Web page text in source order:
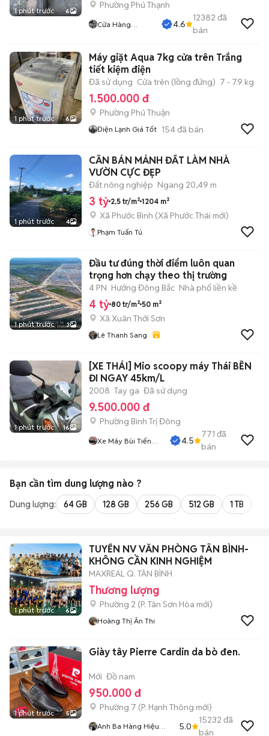
1 phút trước 6
Phường Phú Thạnh
Cửa Hàng
4.6
12382 đã
bán
1 phút trước 6
Máy giặt Aqua 7kg cửa trên Trắng
tiết kiệm điện
Đã sử dụng Cửa trên (lồng đứng) 7 - 7.9 kg
1.500.000 đ
Phường Phú Thuận
Điện Lạnh Giá Tốt 154đã bán
1 phút trước 4
CẦN BÁN MẢNH ĐẤT LÀM NHÀ
VƯỜN CỰC ĐẸP
Đất nông nghiệp Ngang 20,49 m
3 tỷ 2,5 tr/m² 1204 m²
Xã Phước Bình (Xã Phước Thái mới)
Phạm Tuấn Tú
1 phút trước 3
Đầu tư đúng thời điểm luôn quan
trọng hơn chạy theo thị trường
4 PN Hướng Đông Bắc Nhà phố liền kề
4 tỷ 80 tr/m² 50 m²
Xã Xuân Thới Sơn
Lê Thanh Sang
1 phút trước 16
[XE THÁI] Mio scoopy máy Thái BỀN
ĐI NGAY 45km/L
2008 Tay ga Đã sử dụng
9.500.000 đ
Phường Bình Trị Đông
Xe Máy Bùi Tiến
4.5
771 đã
bán
Bạn cần tìm dung lượng nào ?
Dung lượng: 64 GB 128 GB 256 GB 512 GB 1 TB
1 phút trước 6
TUYỂN NV VĂN PHÒNG TÂN BÌNH-
KHÔNG CẦN KINH NGHIỆM
MAXREAL Q. TÂN BÌNH
Thương lượng
Phường 2 (P. Tân Sơn Hòa mới)
Hoàng Thị Ân Thi
1 phút trước 5
Giày tây Pierre Cardin da bò đen.
Mới Đồ nam
950.000 đ
Phường 7 (P. Hạnh Thông mới)
Anh Ba Hàng Hiệu
5.0
15232 đã
bán